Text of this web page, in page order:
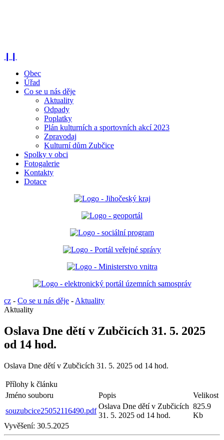
Obec
Úřad
Co se u nás děje
Aktuality
Odpady
Poplatky
Plán kulturních a sportovních akcí 2023
Zpravodaj
Kulturní dům Zubčice
Spolky v obci
Fotogalerie
Kontakty
Dotace
cz - Co se u nás děje - Aktuality
Aktuality
Oslava Dne dětí v Zubčicích 31. 5. 2025
od 14 hod.
Oslava Dne dětí v Zubčicích 31. 5. 2025 od 14 hod.
Přílohy k článku
Jméno souboru
Popis
Velikost
souzubcice25052116490.pdf
Oslava Dne dětí v Zubčicích
31. 5. 2025 od 14 hod.
825.9
Kb
Vyvěšení: 30.5.2025